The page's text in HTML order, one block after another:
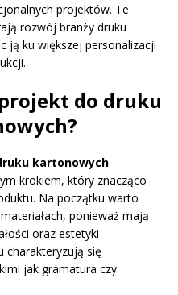
projektów. Te
rozwój branży druku
ją ku większej personalizacji
do druku
kartonowych
krokiem, który znacząco
Na początku warto
ponieważ mają
oraz estetyki
charakteryzują się
jak gramatura czy